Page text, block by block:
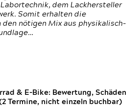
dem Lackhersteller
Somit erhalten die
den nötigen Mix aus physikalisch-
& E-Bike: Bewertung, Schäden
Termine, nicht einzeln buchbar)